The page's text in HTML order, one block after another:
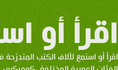
اقرأ أو
اقرأ أو استمع لآلاف الكتب